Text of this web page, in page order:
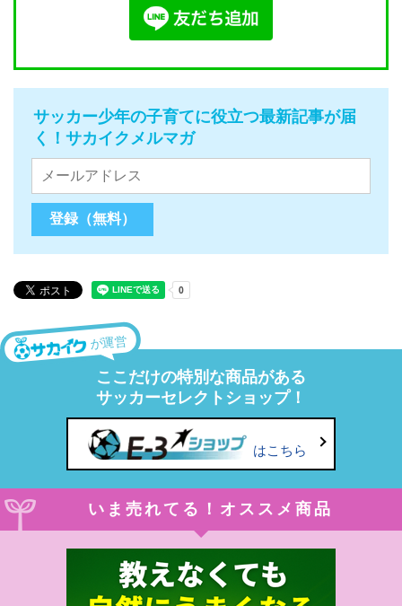
サッカー少年の子育てに役立つ最新記事が届
く！サカイクメルマガ
が運営
ここだけの特別な商品がある
サッカーセレクトショップ！
はこちら
いま売れてる！オススメ商品